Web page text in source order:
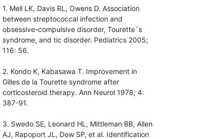
1. Mell LK, Davis RL, Owens D. Association
between streptococcal infection and
obsessive-compulsive disorder, Tourette´s
syndrome, and tic disorder. Pediatrics 2005;
116: 56.
2. Kondo K, Kabasawa T. Improvement in
Gilles de la Tourette syndrome after
corticosteroid therapy. Ann Neurol 1978; 4:
387-91.
3. Swedo SE, Leonard HL, Mittleman BB, Allen
AJ, Rapoport JL, Dow SP, et al. Identification